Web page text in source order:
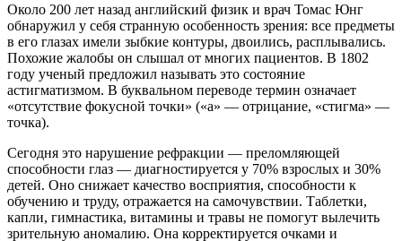
Около 200 лет назад английский физик и врач Томас Юнг
обнаружил у себя странную особенность зрения: все предметы
в его глазах имели зыбкие контуры, двоились, расплывались.
Похожие жалобы он слышал от многих пациентов. В 1802
году ученый предложил называть это состояние
астигматизмом. В буквальном переводе термин означает
«отсутствие фокусной точки» («а» — отрицание, «стигма» —
точка).
Сегодня это нарушение рефракции — преломляющей
способности глаз — диагностируется у 70% взрослых и 30%
детей. Оно снижает качество восприятия, способности к
обучению и труду, отражается на самочувствии. Таблетки,
капли, гимнастика, витамины и травы не помогут вылечить
зрительную аномалию. Она корректируется очками и